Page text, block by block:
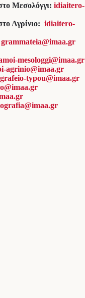
Μεσολόγγι: idiaitero-
Αγρίνιο: idiaitero-
grammateia@imaa.gr
mesologgi@imaa.gr
agrinio@imaa.gr
grafeio-typou@imaa.gr